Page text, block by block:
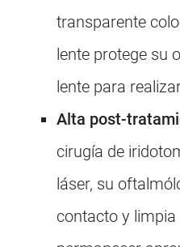
transparente
lente protege su
lente para
Alta post-
cirugía de
láser, su
contacto y limpia